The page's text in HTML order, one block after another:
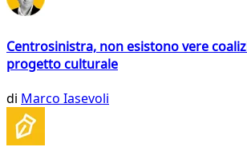
Centrosinistra, non esistono vere
progetto culturale
di Marco Iasevoli